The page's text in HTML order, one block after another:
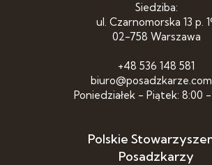
Siedziba:
ul. Czarnomorska 13 p.
02-758 Warszawa
+48 536 148 581
Poniedziałek - Piątek: 8:00 -
Polskie
Posadzkarzy